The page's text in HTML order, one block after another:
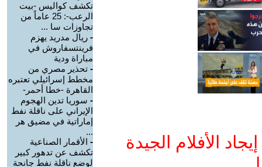
الأفلام الجيدة
تكشف كواليس -بيت
الرعب-: 25 عاماً من
تجاوزات سا ...
- ريال مدريد يهزم
فرينتسفاروش في
مباراة ودية
- تحذير مصري من
مخطط إسرائيلي تعتبره
القاهرة -خطا أحمر-
- سوريا تدين الهجوم
الإيراني على ناقلة نفط
إماراتية في مضيق هر
...
- الأقمار الصناعية
تكشف عن تدهور كبير
لوضع ناقلة نفط جانحة